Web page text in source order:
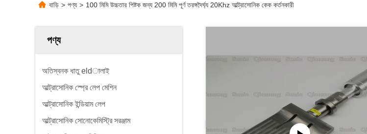
বাড়ি > পণ্য > 100 মিমি উচ্চতার পিষ্টক জন্য 200 মিমি পূর্ণ তরঙ্গদৈর্ঘ্য 20Khz আল্ট্রাসোনিক কেক কর্তনকারী
পণ্য
অতিস্বনক ধাতু eldালাই
আল্ট্রাসোনিক স্প্রে লেপ মেশিন
আল্ট্রাসোনিক ইন্ডিয়াম লেপ
আল্ট্রাসোনিক সোনোকেমিস্ট্রি সরঞ্জাম